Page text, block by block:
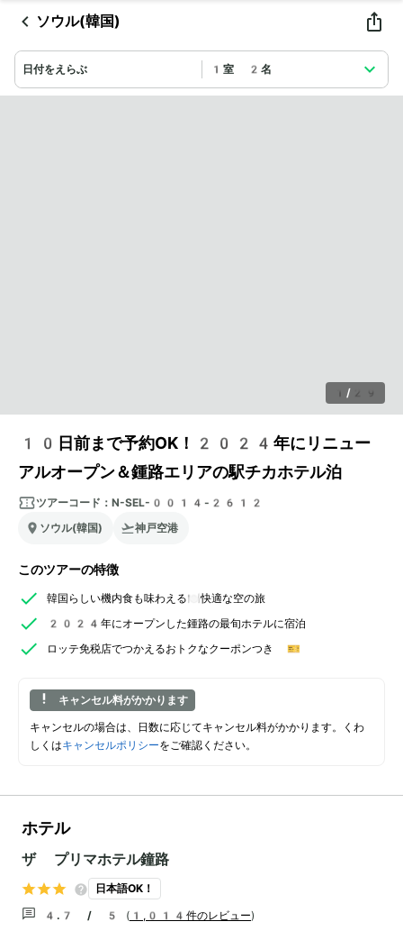
ソウル(韓国)
日付をえらぶ 1室 2名
1 / 29
10日前まで予約OK！2024年にリニュー
アルオープン＆鍾路エリアの駅チカホテル泊
ツアーコード： N-SEL-0014-2612
ソウル(韓国)
神戸空港
このツアーの特徴
韓国らしい機内食も味わえる🍽️快適な空の旅
2024年にオープンした鍾路の最旬ホテルに宿泊
ロッテ免税店でつかえるおトクなクーポンつき 🎫
キャンセル料がかかります
キャンセルの場合は、日数に応じてキャンセル料がかかります。くわ
しくはキャンセルポリシーをご確認ください。
ホテル
ザ プリマホテル鐘路
日本語OK！
4.7 / 5 ( 1,014件のレビュー)